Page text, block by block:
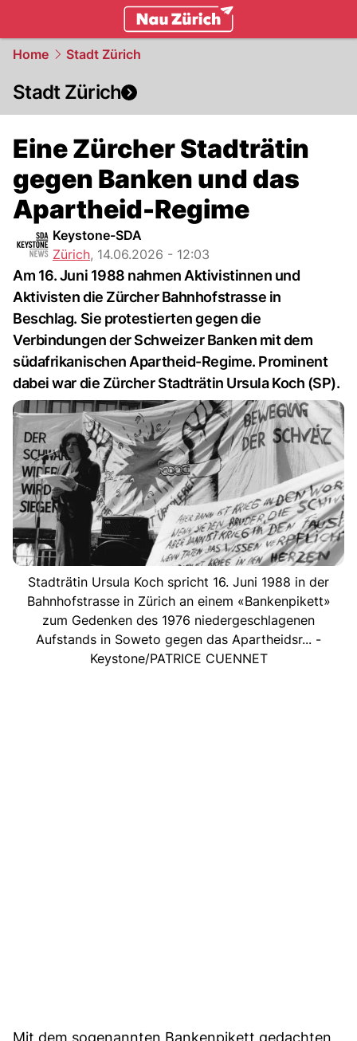
Home Stadt Zürich
Stadt Zürich
Eine Zürcher Stadträtin
gegen Banken und das
Apartheid-Regime
Keystone-SDA
Zürich, 14.06.2026 - 12:03
Am 16. Juni 1988 nahmen Aktivistinnen und
Aktivisten die Zürcher Bahnhofstrasse in
Beschlag. Sie protestierten gegen die
Verbindungen der Schweizer Banken mit dem
südafrikanischen Apartheid-Regime. Prominent
dabei war die Zürcher Stadträtin Ursula Koch (SP).
Stadträtin Ursula Koch spricht 16. Juni 1988 in der
Bahnhofstrasse in Zürich an einem «Bankenpikett»
zum Gedenken des 1976 niedergeschlagenen
Aufstands in Soweto gegen das Apartheidsr... -
Keystone/PATRICE CUENNET
Mit dem sogenannten Bankenpikett gedachten